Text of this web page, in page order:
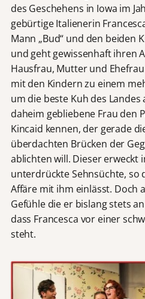
des Geschehens in Iowa im
gebürtige Italienerin
Mann „Bud“ und den beiden
und geht gewissenhaft ihren
Hausfrau, Mutter und
mit den Kindern zu einem
um die beste Kuh des
daheim gebliebene Frau den
Kincaid kennen, der gerade
überdachten Brücken der
ablichten will. Dieser erweckt
unterdrückte Sehnsüchte, so
Affäre mit ihm einlässt. Doch
Gefühle die er bislang stets
dass Francesca vor einer
steht.